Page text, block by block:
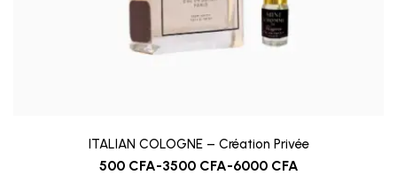
500 CFA-3500 CFA-6000 CFA
ITALIAN COLOGNE – Création Privée